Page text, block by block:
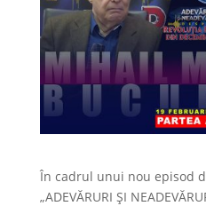
În cadrul unui nou episod
„ADEVĂRURI ȘI